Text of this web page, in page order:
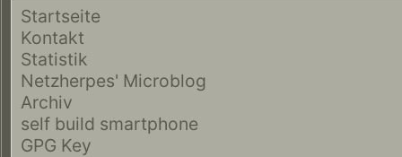
Startseite
Kontakt
Statistik
Netzherpes' Microblog
Archiv
self build smartphone
GPG Key